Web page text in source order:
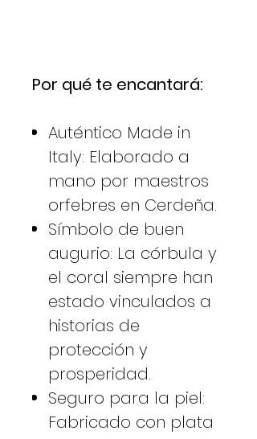
Por qué te encantará:
Auténtico Made in
Italy: Elaborado a
mano por maestros
orfebres en Cerdeña.
Símbolo de buen
augurio: La córbula y
el coral siempre han
estado vinculados a
historias de
protección y
prosperidad.
Seguro para la piel:
Fabricado con plata